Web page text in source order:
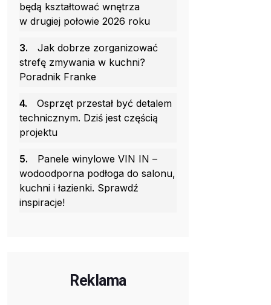
będą kształtować wnętrza
w drugiej połowie 2026 roku
3.
Jak dobrze zorganizować
strefę zmywania w kuchni?
Poradnik Franke
4.
Osprzęt przestał być detalem
technicznym. Dziś jest częścią
projektu
5.
Panele winylowe VIN IN –
wodoodporna podłoga do salonu,
kuchni i łazienki. Sprawdź
inspiracje!
Reklama